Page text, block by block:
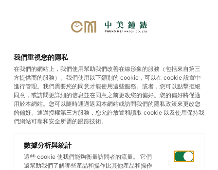
Chrono/Black Bay Chrono
我們重視您的隱私
在我們的網站上，我們使用幫助我們改善在線形象的服務（包括來自第三
方提供商的服務）。我們使用以下類別的 cookie，可以在 cookie 設置中
進行管理。我們需要您的同意才能使用這些服務。或者，您可以點擊拒絕
同意，或訪問更詳細的信息並在同意之前更改您的偏好。您的偏好將僅適
用於本網站。您可以隨時通過返回本網站或訪問我們的隱私政策來更改您
的偏好。通過授權第三方服務，您允許放置和讀取 cookie 以及使用保持我
們網站可靠和安全所需的跟踪技術。
數據分析與統計
這些 cookie 使我們能夠衡量訪問者的流量。 它們
還幫助我們了解哪些產品和操作比其他產品和操作